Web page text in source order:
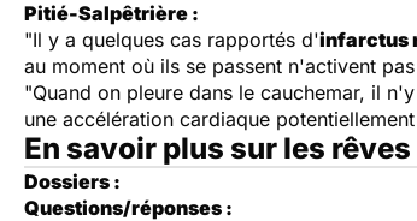
Pitié-Salpêtrière :
"Il y a quelques cas rapportés d'infarctus
au moment où ils se passent n'activent
"Quand on pleure dans le cauchemar, il
une accélération cardiaque
En savoir plus sur les
Dossiers :
Questions/réponses :